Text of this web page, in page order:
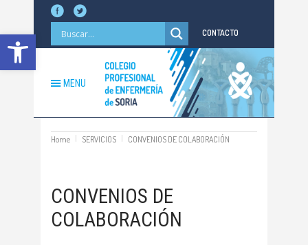
Abrir barra de herramientas CONTACTO
MENU
Home SERVICIOS CONVENIOS DE COLABORACIÓN
CONVENIOS DE
COLABORACIÓN